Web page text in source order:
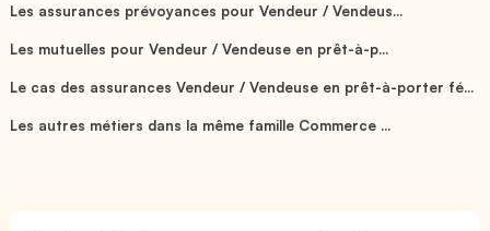
Les assurances prévoyances pour Vendeur / Vendeus...
Les mutuelles pour Vendeur / Vendeuse en prêt-à-p...
Le cas des assurances Vendeur / Vendeuse en prêt-à-porter fé...
Les autres métiers dans la même famille Commerce ...